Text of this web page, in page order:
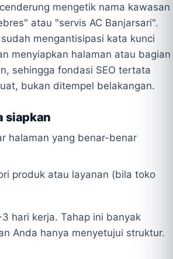
mengetik nama kawasan
atau "servis AC Banjarsari".
mengantisipasi kata kunci
menyiapkan halaman atau bagian
sehingga fondasi SEO tertata
bukan ditempel belakangan.
siapkan
halaman yang benar-benar
produk atau layanan (bila toko
3 hari kerja. Tahap ini banyak
Anda hanya menyetujui struktur.